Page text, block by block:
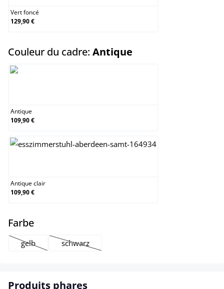
Vert foncé
129,90 €
Couleur du cadre: Antique
Antique
109,90 €
Antique clair
109,90 €
Farbeselect
gelb
(Cette option n'est pas disponible pour le moment.)
schwarz
(Cette option n'est pas disponible pour le
Produits phares